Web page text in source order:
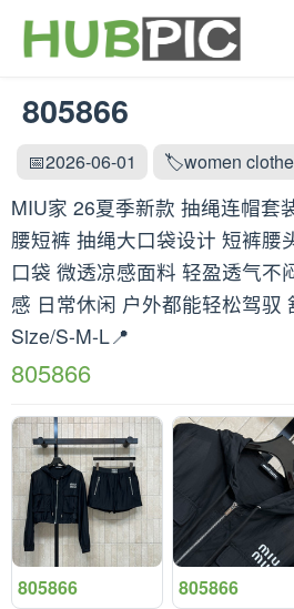
805866
📅2026-06-01 🏷️women
MIU家 26夏季新款 抽绳连帽套
腰短裤 抽绳大口袋设计 短裤腰
口袋 微透凉感面料 轻盈透气不
感 日常休闲 户外都能轻松驾驭
Size/S-M-L📍
805866
805866 805866